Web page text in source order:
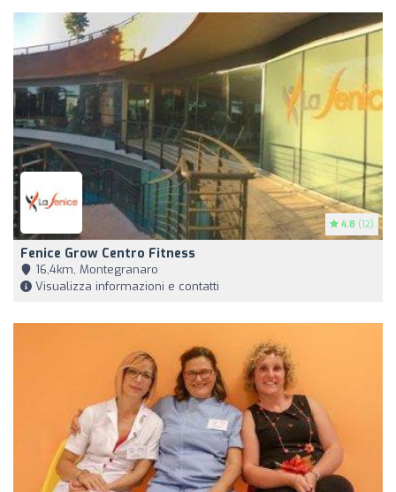
4.8 (12)
Fenice Grow Centro Fitness
16,4km, Montegranaro
Visualizza informazioni e contatti